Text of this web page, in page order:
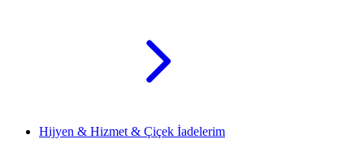
Hijyen & Hizmet & Çiçek İadelerim